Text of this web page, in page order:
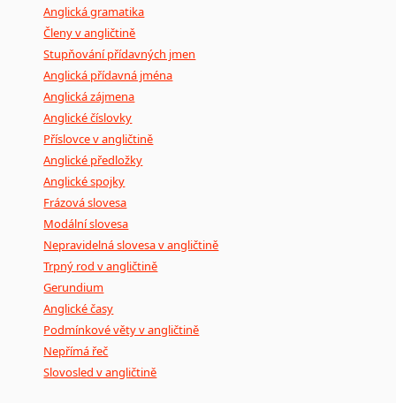
Anglická gramatika
Členy v angličtině
Stupňování přídavných jmen
Anglická přídavná jména
Anglická zájmena
Anglické číslovky
Příslovce v angličtině
Anglické předložky
Anglické spojky
Frázová slovesa
Modální slovesa
Nepravidelná slovesa v angličtině
Trpný rod v angličtině
Gerundium
Anglické časy
Podmínkové věty v angličtině
Nepřímá řeč
Slovosled v angličtině